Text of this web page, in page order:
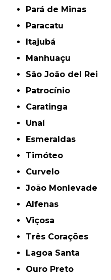
Pará de Minas
Paracatu
Itajubá
Manhuaçu
São João del Rei
Patrocínio
Caratinga
Unaí
Esmeraldas
Timóteo
Curvelo
João Monlevade
Alfenas
Viçosa
Três Corações
Lagoa Santa
Ouro Preto